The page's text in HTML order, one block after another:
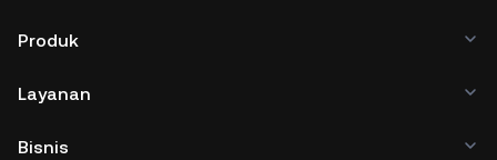
Produk
Layanan
Bisnis